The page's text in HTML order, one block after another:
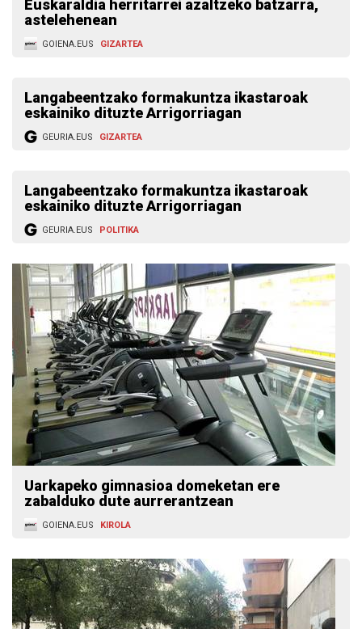
Euskaraldia herritarrei azaltzeko batzarra,
astelehenean
GOIENA.EUS GIZARTEA
Langabeentzako formakuntza ikastaroak
eskainiko dituzte Arrigorriagan
GEURIA.EUS GIZARTEA
Langabeentzako formakuntza ikastaroak
eskainiko dituzte Arrigorriagan
GEURIA.EUS POLITIKA
Uarkapeko gimnasioa domeketan ere
zabalduko dute aurrerantzean
GOIENA.EUS KIROLA